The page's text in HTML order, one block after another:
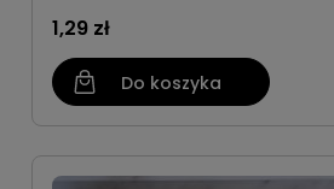
1,29 zł
Do koszyka